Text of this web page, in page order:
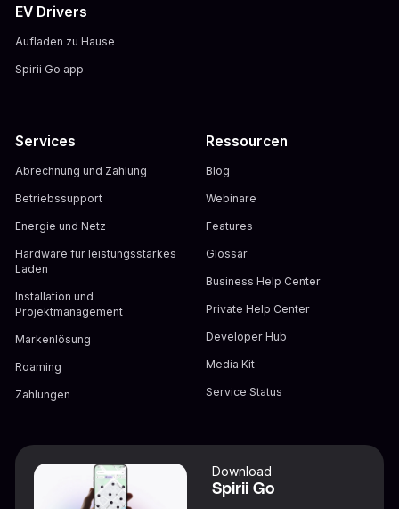
EV Drivers
Aufladen zu Hause
Spirii Go app
Services
Abrechnung und Zahlung
Betriebssupport
Energie und Netz
Hardware für leistungsstarkes
Laden
Installation und
Projektmanagement
Markenlösung
Roaming
Zahlungen
Ressourcen
Blog
Webinare
Features
Glossar
Business Help Center
Private Help Center
Developer Hub
Media Kit
Service Status
Download
Spirii Go